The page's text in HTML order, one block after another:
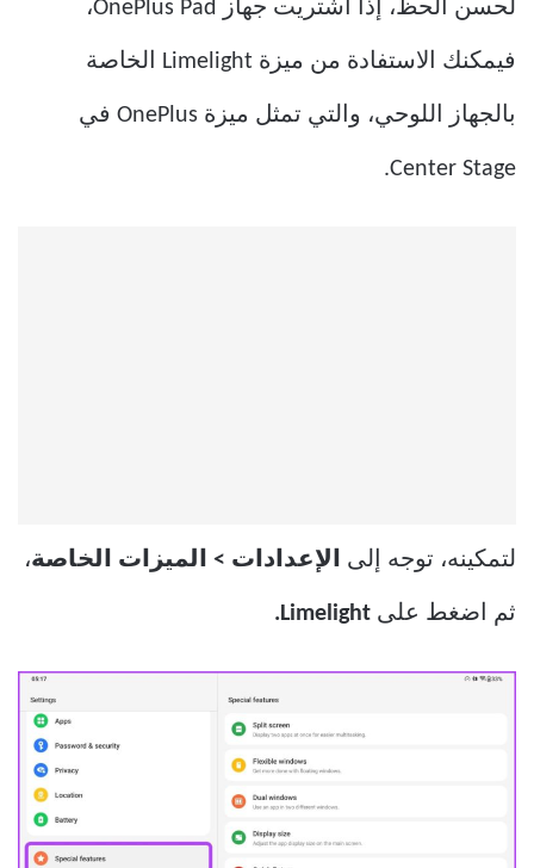
لحسن الحظ، إذا اشتريت جهاز OnePlus Pad،
فيمكنك الاستفادة من ميزة Limelight الخاصة
بالجهاز اللوحي، والتي تمثل ميزة OnePlus في
Center Stage.
لتمكينه، توجه إلى الإعدادات > الميزات الخاصة،
ثم اضغط على Limelight.